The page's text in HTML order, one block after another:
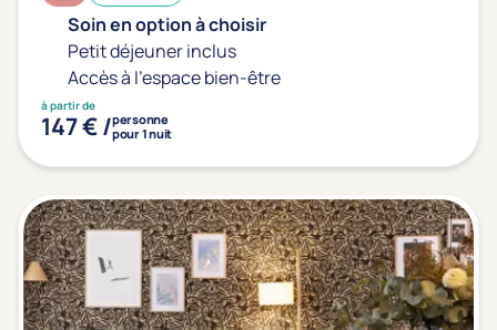
Soin en option à choisir
Petit déjeuner inclus
Accès à l'espace bien-être
à partir de
147 € /personne
pour 1 nuit